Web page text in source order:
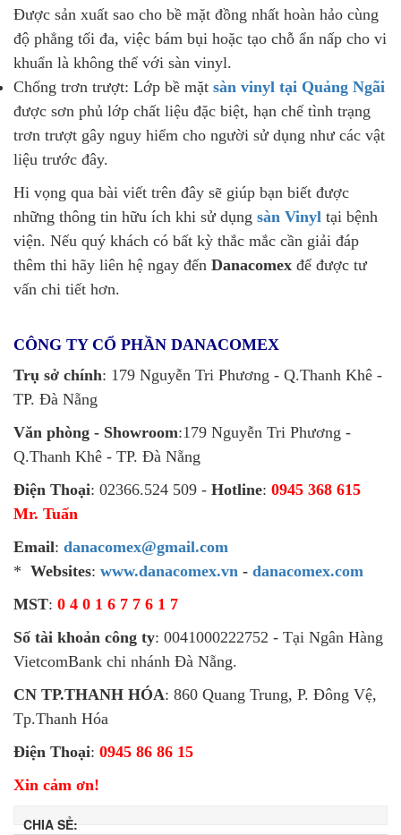
Được sản xuất sao cho bề mặt đồng nhất hoàn hảo cùng
độ phẳng tối đa, việc bám bụi hoặc tạo chỗ ẩn nấp cho vi
khuẩn là không thể với sàn vinyl.
Chống trơn trượt: Lớp bề mặt sàn vinyl tại Quảng Ngãi
được sơn phủ lớp chất liệu đặc biệt, hạn chế tình trạng
trơn trượt gây nguy hiểm cho người sử dụng như các vật
liệu trước đây.
Hi vọng qua bài viết trên đây sẽ giúp bạn biết được
những thông tin hữu ích khi sử dụng sàn Vinyl tại bệnh
viện. Nếu quý khách có bất kỳ thắc mắc cần giải đáp
thêm thi hãy liên hệ ngay đến Danacomex để được tư
vấn chi tiết hơn.
CÔNG TY CỔ PHẦN DANACOMEX
Trụ sở chính: 179 Nguyễn Tri Phương - Q.Thanh Khê -
TP. Đà Nẵng
Văn phòng - Showroom:179 Nguyễn Tri Phương -
Q.Thanh Khê - TP. Đà Nẵng
Điện Thoại: 02366.524 509 - Hotline: 0945 368 615
Mr. Tuấn
Email: danacomex@gmail.com
* Websites: www.danacomex.vn - danacomex.com
MST: 0 4 0 1 6 7 7 6 1 7
Số tài khoản công ty: 0041000222752 - Tại Ngân Hàng
VietcomBank chi nhánh Đà Nẵng.
CN TP.THANH HÓA: 860 Quang Trung, P. Đông Vệ,
Tp.Thanh Hóa
Điện Thoại: 0945 86 86 15
Xin cảm ơn!
CHIA SẺ: